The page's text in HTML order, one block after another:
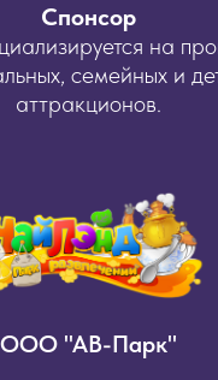
Cпонсор
на
семейных и
аттракционов.
ООО "АВ-Парк"